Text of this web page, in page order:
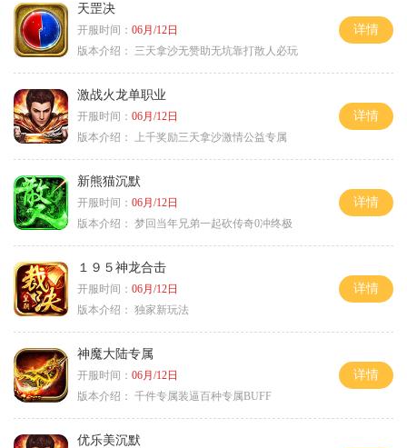
天罡决
开服时间： 06月/12日
版本介绍：
三天拿沙无赞助无坑靠打散人必玩
详情
激战火龙单职业
开服时间： 06月/12日
版本介绍：
上千奖励三天拿沙激情公益专属
详情
新熊猫沉默
开服时间： 06月/12日
版本介绍： 梦回当年兄弟一起砍传奇0冲终极
详情
１９５神龙合击
开服时间： 06月/12日
版本介绍： 独家新玩法
详情
神魔大陆专属
开服时间： 06月/12日
版本介绍： 千件专属装逼百种专属BUFF
详情
优乐美沉默